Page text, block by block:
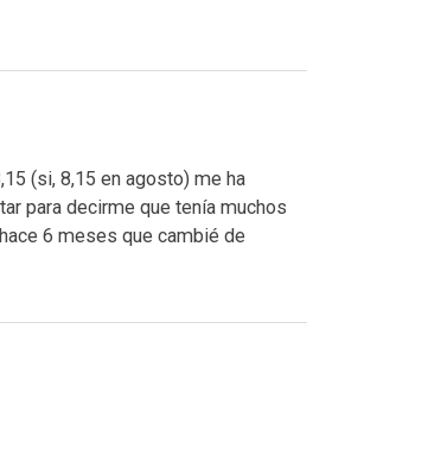
(si, 8,15 en agosto) me ha
para decirme que tenía muchos
6 meses que cambié de